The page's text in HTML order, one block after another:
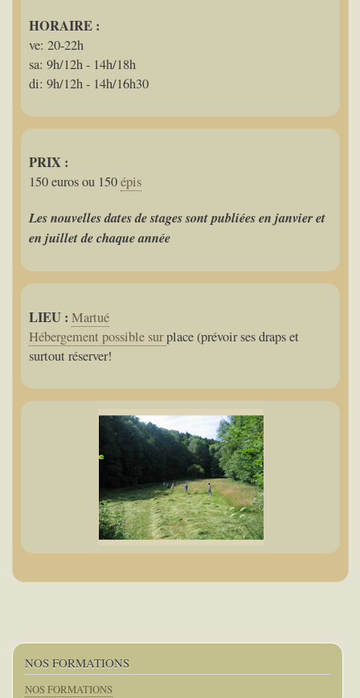
HORAIRE :
ve: 20-22h
sa: 9h/12h - 14h/18h
di: 9h/12h - 14h/16h30
PRIX :
150 euros ou 150épis
Les nouvelles dates de stages sont publiées en janvier et
en juillet de chaque année
LIEU : Martué
Hébergement possible surplace (prévoir ses draps et
surtout réserver!
NOS FORMATIONS
NOS FORMATIONS